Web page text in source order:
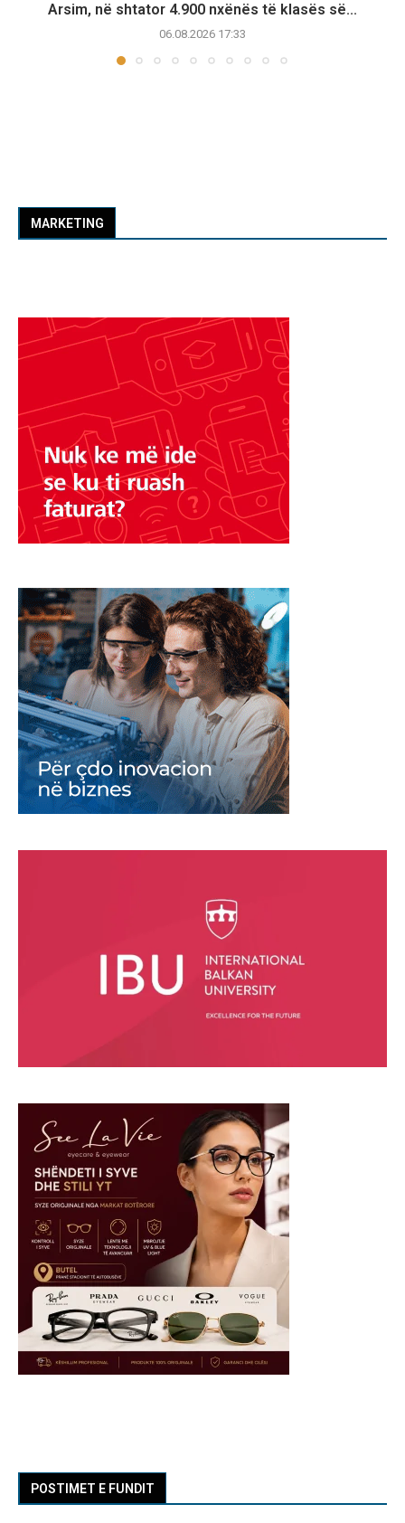
Arsim, në shtator 4.900 nxënës të klasës së...
06.08.2026 17:33
MARKETING
POSTIMET E FUNDIT